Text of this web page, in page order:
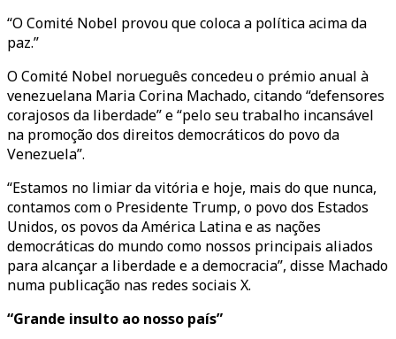
“O Comité Nobel provou que coloca a política acima da
paz.”
O Comité Nobel norueguês concedeu o prémio anual à
venezuelana Maria Corina Machado, citando “defensores
corajosos da liberdade” e “pelo seu trabalho incansável
na promoção dos direitos democráticos do povo da
Venezuela”.
“Estamos no limiar da vitória e hoje, mais do que nunca,
contamos com o Presidente Trump, o povo dos Estados
Unidos, os povos da América Latina e as nações
democráticas do mundo como nossos principais aliados
para alcançar a liberdade e a democracia”, disse Machado
numa publicação nas redes sociais X.
“Grande insulto ao nosso país”